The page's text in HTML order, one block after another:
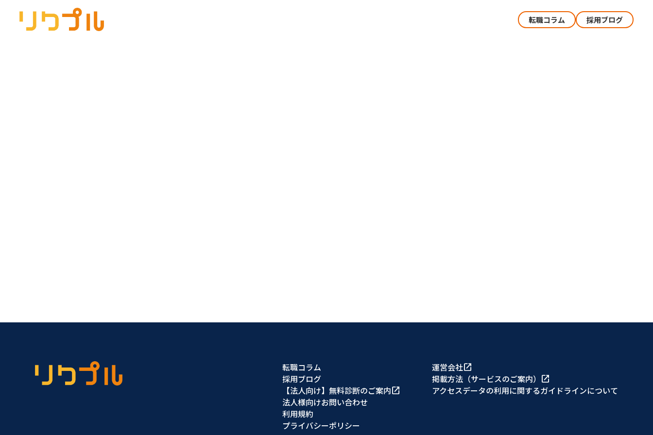
転職コラム 採用ブログ
転職コラム
採用ブログ
【法人向け】無料診断のご案内open_in_new
法人様向けお問い合わせ
利用規約
プライバシーポリシー
運営会社open_in_new
掲載方法（サービスのご案内） open_in_new
アクセスデータの利用に関するガイドラインについて